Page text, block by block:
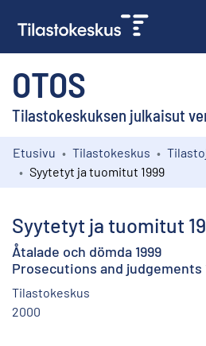
OTOS
Tilastokeskuksen julkaisut
Kokoelmat
Etusivu Tilastokeskus
Syytetyt ja tuomitut 1999
Syytetyt ja tuomitut
Åtalade och dömda 1999
Prosecutions and judgements
Tilastokeskus
2000